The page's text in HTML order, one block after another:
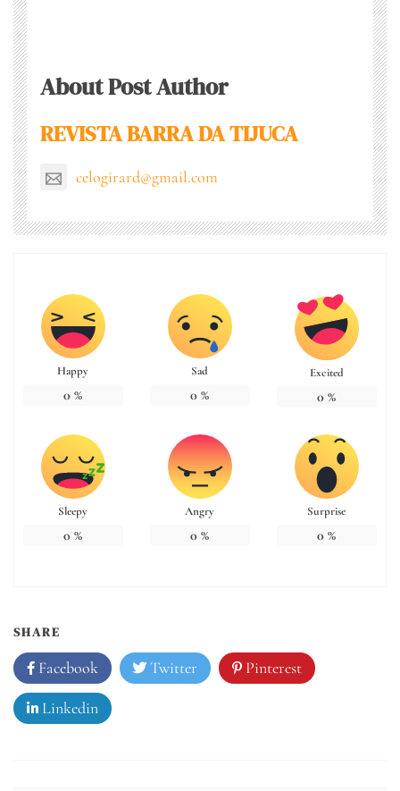
About Post Author
REVISTA BARRA DA TIJUCA
celogirard@gmail.com
Happy
0 %
Sad
0 %
Excited
0 %
Sleepy
0 %
Angry
0 %
Surprise
0 %
SHARE
Facebook Twitter Pinterest
Linkedin